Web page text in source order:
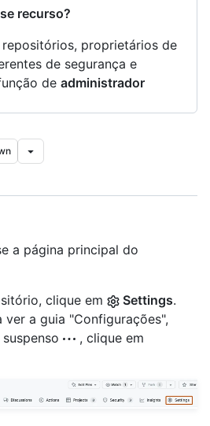
recurso?
proprietários de
de segurança e
de administrador
a página principal do
clique em
Settings.
ver a guia "Configurações",
, clique em